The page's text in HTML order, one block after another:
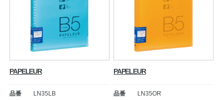
PAPELEUR
品番 LN35LB
PAPELEUR
品番 LN35OR